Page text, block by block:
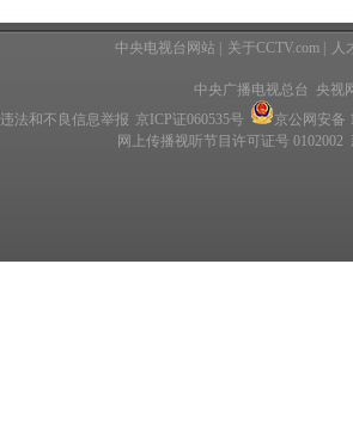
中央电视台网站 关于CCTV.com 人
中央广播电视总台 央视
违法和不良信息举报 京ICP证060535号
京公网安备
网上传播视听节目许可证号 0102002